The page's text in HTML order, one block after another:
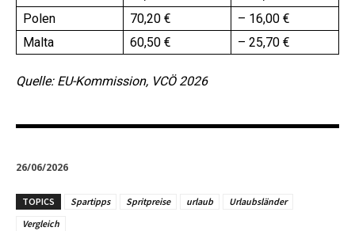
Polen
70,20 €
– 16,00 €
Malta
60,50 € – 25,70 €
Quelle: EU-Kommission, VCÖ 2026
26/06/2026
TOPICS Spartipps Spritpreise urlaub
Urlaubsländer
Vergleich